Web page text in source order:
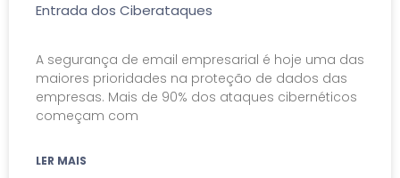
Entrada dos Ciberataques
A segurança de email empresarial é hoje uma das
maiores prioridades na proteção de dados das
empresas. Mais de 90% dos ataques cibernéticos
começam com
LER MAIS